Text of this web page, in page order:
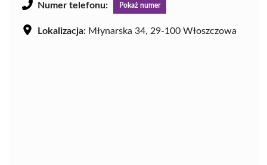
Numer telefonu: Pokaż numer
Lokalizacja: Młynarska 34, 29-100 Włoszczowa